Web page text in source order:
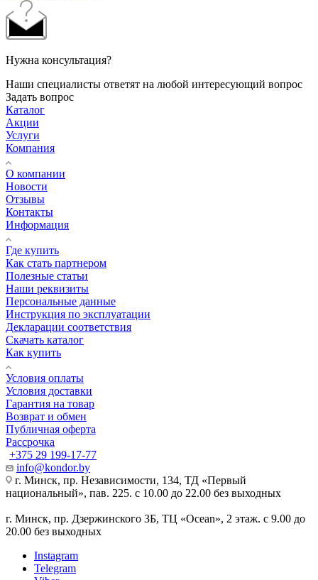
Нужна консультация?
Наши специалисты ответят на любой интересующий вопрос
Задать вопрос
Каталог
Акции
Услуги
Компания
О компании
Новости
Отзывы
Контакты
Информация
Где купить
Как стать партнером
Полезные статьи
Наши реквизиты
Персональные данные
Инструкция по эксплуатации
Декларации соответствия
Скачать каталог
Как купить
Условия оплаты
Условия доставки
Гарантия на товар
Возврат и обмен
Публичная оферта
Рассрочка
+375 29 199-17-77
info@kondor.by
г. Минск, пр. Независимости, 134, ТД «Первый
национальный», пав. 225. с 10.00 до 22.00 без выходных
г. Минск, пр. Дзержинского 3Б, ТЦ «Ocean», 2 этаж. с 9.00 до
20.00 без выходных
Instagram
Telegram